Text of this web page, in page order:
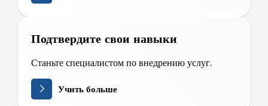
Подтвердите свои навыки
Станьте специалистом по внедрению услуг.
Учить больше